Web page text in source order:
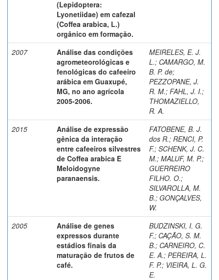
(Lepidoptera:
Lyonetiidae) em cafezal
(Coffea arabica, L.)
orgânico em formação.
2007
Análise das condições
agrometeorológicas e
fenológicas do cafeeiro
arábica em Guaxupé,
MG, no ano agrícola
2005-2006.
MEIRELES, E. J.
L.; CAMARGO, M.
B. P. de;
PEZZOPANE, J.
R. M.; FAHL, J. I.;
THOMAZIELLO,
R. A.
2015
Análise de expressão
gênica da interação
entre cafeeiros silvestres
de Coffea arabica E
Meloidogyne
paranaensis.
FATOBENE, B. J.
dos R.; RENCI, P.
F.; SCHENK, J. C.
M.; MALUF, M. P.;
GUERREIRO
FILHO. O.;
SILVAROLLA, M.
B.; GONÇALVES,
W.
2005
Análise de genes
expressos durante
estádios finais da
maturação de frutos de
café.
BUDZINSKI, I. G.
F.; CAÇÃO, S. M.
B.; CARNEIRO, C.
E. A.; PEREIRA, L.
F. P.; VIEIRA, L. G.
E.